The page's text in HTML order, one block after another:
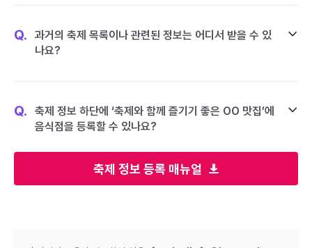
축제 정보 등록 매뉴얼
Q.
과거의 축제 목록이나 관련된 정보는 어디서 받을 수 있
나요?
Q.
축제 정보 하단에 ‘축제와 함께 즐기기 좋은 OO 맛집’에
음식점을 등록할 수 있나요?